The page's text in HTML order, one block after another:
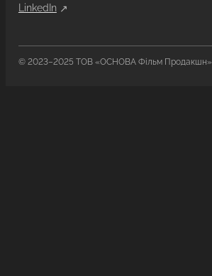
LinkedIn
© 2023–2025 ТОВ «ОСНОВА Фільм Продакшн»